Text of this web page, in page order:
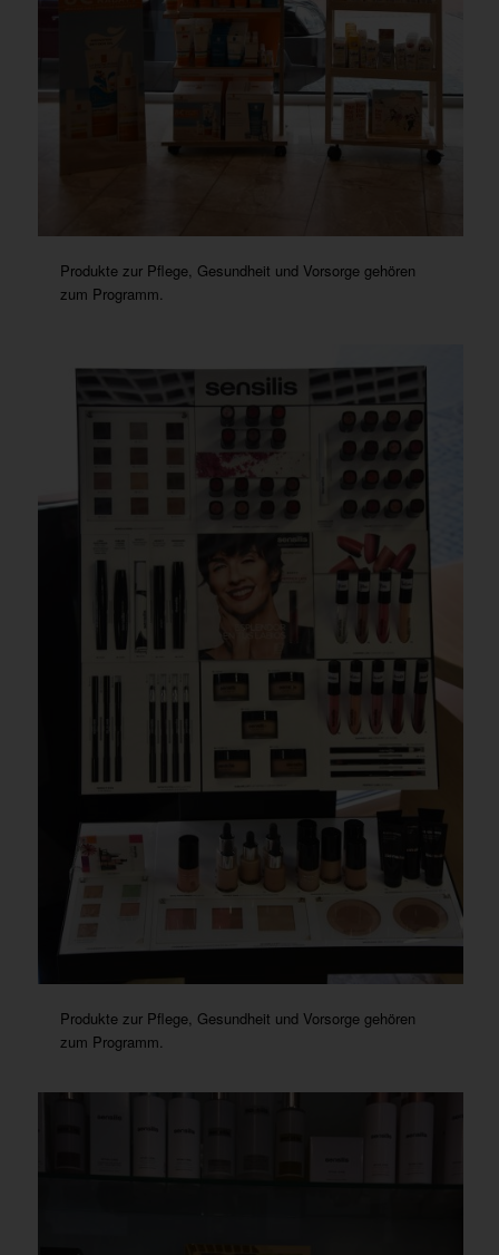
Produkte zur Pflege, Gesundheit und Vorsorge gehören
zum Programm.
Produkte zur Pflege, Gesundheit und Vorsorge gehören
zum Programm.